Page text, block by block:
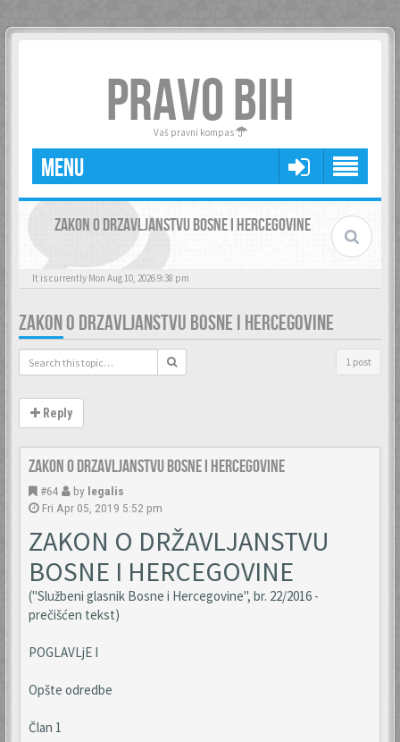
PRAVO BIH
Vaš pravni kompas
MENU
ZAKON O DRZAVLJANSTVU BOSNE I HERCEGOVINE
It is currently Mon Aug 10, 2026 9:38 pm
ZAKON O DRZAVLJANSTVU BOSNE I HERCEGOVINE
1 post
Reply
Zakon o drzavljanstvu Bosne i Hercegovine
#64 by legalis
Fri Apr 05, 2019 5:52 pm
ZAKON O DRŽAVLJANSTVU
BOSNE I HERCEGOVINE
("Službeni glasnik Bosne i Hercegovine", br. 22/2016 -
prečišćen tekst)
POGLAVLjE I
Opšte odredbe
Član 1